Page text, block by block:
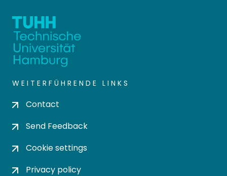
WEITERFÜHRENDE LINKS
Contact
Send Feedback
Cookie settings
Privacy policy